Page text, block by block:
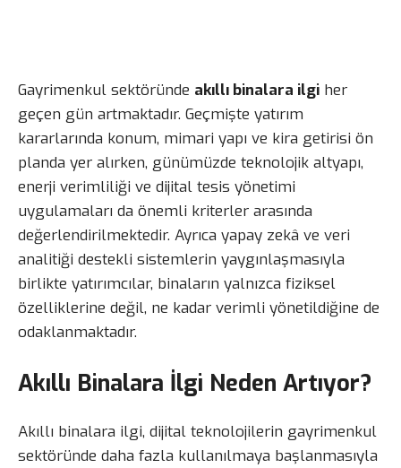
Gayrimenkul sektöründe akıllı binalara ilgi her
geçen gün artmaktadır. Geçmişte yatırım
kararlarında konum, mimari yapı ve kira getirisi ön
planda yer alırken, günümüzde teknolojik altyapı,
enerji verimliliği ve dijital tesis yönetimi
uygulamaları da önemli kriterler arasında
değerlendirilmektedir. Ayrıca yapay zekâ ve veri
analitiği destekli sistemlerin yaygınlaşmasıyla
birlikte yatırımcılar, binaların yalnızca fiziksel
özelliklerine değil, ne kadar verimli yönetildiğine de
odaklanmaktadır.
Akıllı Binalara İlgi Neden Artıyor?
Akıllı binalara ilgi, dijital teknolojilerin gayrimenkul
sektöründe daha fazla kullanılmaya başlanmasıyla